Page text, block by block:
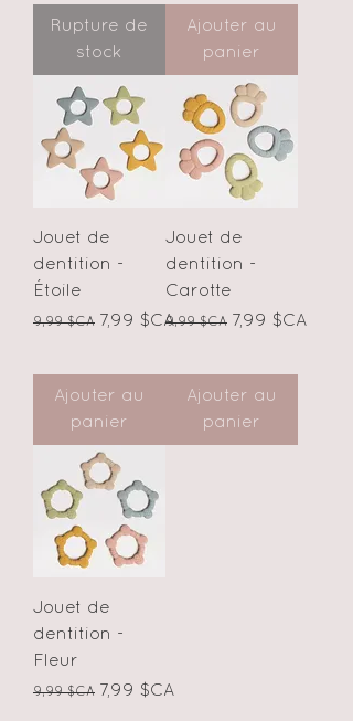
Rupture de
stock
Ajouter au
panier
Jouet de
dentition -
Étoile
Prix original
9,99 $CA Prix promotionnel
7,99 $CA
Ajouter au
panier
Jouet de
dentition -
Carotte
Prix original
9,99 $CA Prix
7,99 $CA
Ajouter au
panier
Jouet de
dentition -
Fleur
Prix original
9,99 $CA Prix promotionnel
7,99 $CA